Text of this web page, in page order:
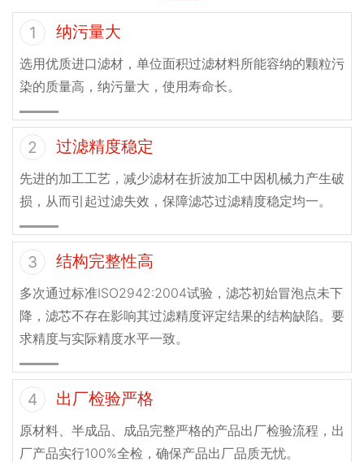
1 纳污量大
选用优质进口滤材，单位面积过滤材料所能容纳的颗粒污
染的质量高，纳污量大，使用寿命长。
2 过滤精度稳定
先进的加工工艺，减少滤材在折波加工中因机械力产生破
损，从而引起过滤失效，保障滤芯过滤精度稳定均一。
3 结构完整性高
多次通过标准ISO2942:2004试验，滤芯初始冒泡点未下
降，滤芯不存在影响其过滤精度评定结果的结构缺陷。要
求精度与实际精度水平一致。
4 出厂检验严格
原材料、半成品、成品完整严格的产品出厂检验流程，出
厂产品实行100%全检，确保产品出厂品质无忧。